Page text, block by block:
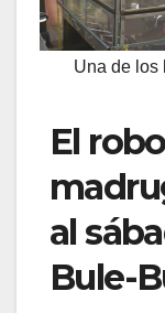
Una de los
El
al
Bule-